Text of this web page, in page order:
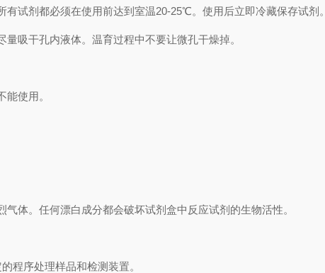
有试剂都必须在使用前达到室温20-25℃。使用后立即冷藏保存试剂。
吸干孔内液体。温育过程中不要让微孔干燥掉。
使用。
体。任何漂白成分都会破坏试剂盒中反应试剂的生物活性。
程序处理样品和检测装置。